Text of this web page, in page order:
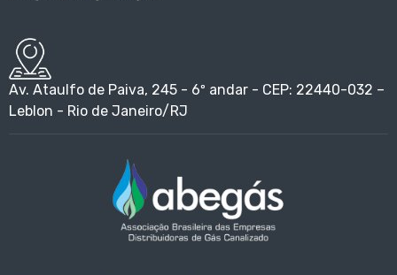
Av. Ataulfo de Paiva, 245 - 6º andar - CEP: 22440-032 –
Leblon - Rio de Janeiro/RJ